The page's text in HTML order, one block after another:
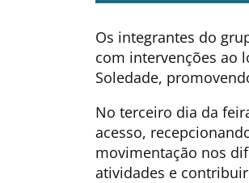
Os integrantes do
com intervenções ao
Soledade,
No terceiro dia da
acesso,
movimentação nos
atividades e